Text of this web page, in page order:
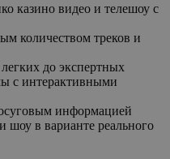
казино видео и телешоу с
количеством треков и
до экспертных
с интерактивными
информацией
шоу в варианте реального